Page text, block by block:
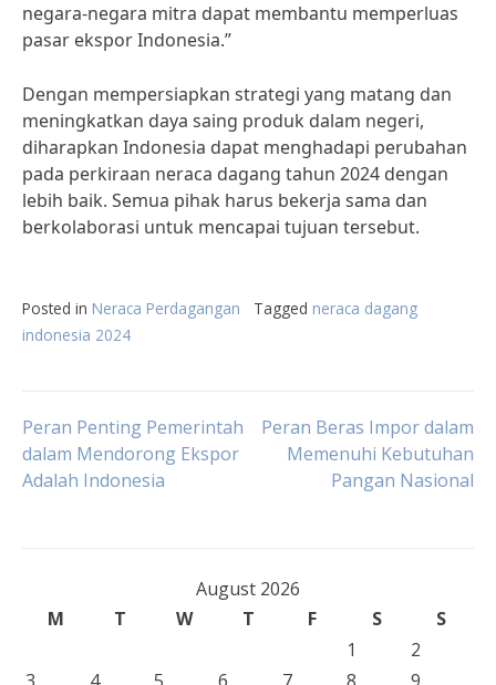
negara-negara mitra dapat membantu memperluas
pasar ekspor Indonesia.”
Dengan mempersiapkan strategi yang matang dan
meningkatkan daya saing produk dalam negeri,
diharapkan Indonesia dapat menghadapi perubahan
pada perkiraan neraca dagang tahun 2024 dengan
lebih baik. Semua pihak harus bekerja sama dan
berkolaborasi untuk mencapai tujuan tersebut.
Posted in Neraca Perdagangan Tagged neraca dagang
indonesia 2024
Post
navigation
Peran Penting Pemerintah
dalam Mendorong Ekspor
Adalah Indonesia
Peran Beras Impor dalam
Memenuhi Kebutuhan
Pangan Nasional
August 2026
M
T W T F S
S
1
2